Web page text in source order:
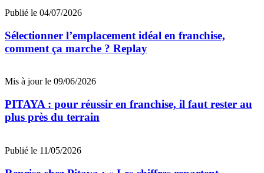
Publié le 04/07/2026
Sélectionner l’emplacement idéal en franchise,
comment ça marche ? Replay
Mis à jour le 09/06/2026
PITAYA : pour réussir en franchise, il faut rester au
plus près du terrain
Publié le 11/05/2026